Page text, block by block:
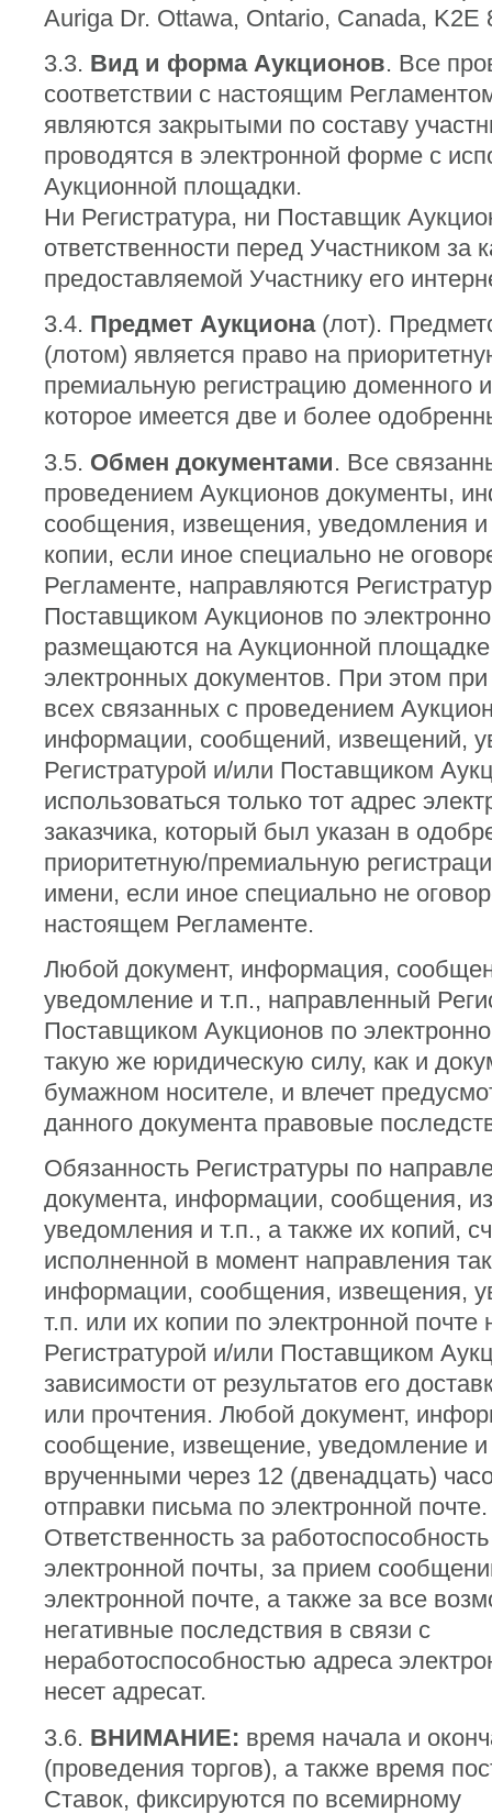
Auriga Dr. Ottawa, Ontario, Canada, K2E
3.3. Вид и форма Аукционов. Все
соответствии с настоящим
являются закрытыми по составу
проводятся в электронной форме с
Аукционной площадки.
Ни Регистратура, ни Поставщик
ответственности перед Участником за
предоставляемой Участнику его
3.4. Предмет Аукциона(лот).
(лотом) является право на
премиальную регистрацию доменного
которое имеется две и более
3.5. Обмен документами. Все
проведением Аукционов документы,
сообщения, извещения, уведомления и
копии, если иное специально не
Регламенте, направляются
Поставщиком Аукционов по
размещаются на Аукционной
электронных документов. При этом
всех связанных с проведением
информации, сообщений, извещений,
Регистратурой и/или Поставщиком
использоваться только тот адрес
заказчика, который был указан в
приоритетную/премиальную
имени, если иное специально не
настоящем Регламенте.
Любой документ, информация,
уведомление и т.п., направленный
Поставщиком Аукционов по
такую же юридическую силу, как и
бумажном носителе, и влечет
данного документа правовые
Обязанность Регистратуры по
документа, информации, сообщения,
уведомления и т.п., а также их копий,
исполненной в момент направления
информации, сообщения, извещения,
т.п. или их копии по электронной почте
Регистратурой и/или Поставщиком
зависимости от результатов его
или прочтения. Любой документ,
сообщение, извещение, уведомление и
врученными через 12 (двенадцать)
отправки письма по электронной почте.
Ответственность за
электронной почты, за прием
электронной почте, а также за все
негативные последствия в связи с
неработоспособностью адреса
несет адресат.
3.6. ВНИМАНИЕ: время начала и
(проведения торгов), а также время
Ставок, фиксируются по всемирному